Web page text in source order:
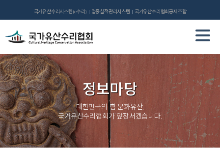
국가유산수리시스템(e수리) 업종실적관리시스템 국가유산수리협회공제조합
정보마당
대한민국의 힘 문화유산,
국가유산수리협회가 앞장서겠습니다.